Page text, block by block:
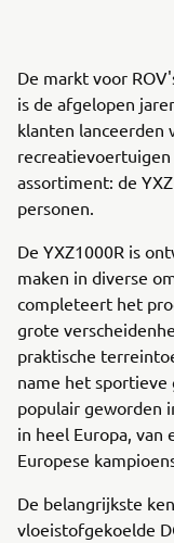
De markt voor
is de afgelopen
klanten lanceerden
assortiment: de
personen.
De YXZ1000R is
maken in diverse
completeert het
grote
praktische
name het sportieve
populair geworden
in heel Europa, van
Europese
De belangrijkste
vloeistofgekoelde